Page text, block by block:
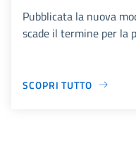
Pubblicata la nuova
scade il termine per la
SCOPRI TUTTO